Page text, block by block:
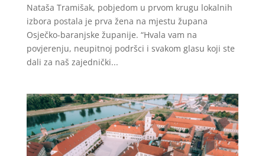
Nataša Tramišak, pobjedom u prvom krugu lokalnih
izbora postala je prva žena na mjestu župana
Osječko-baranjske županije. “Hvala vam na
povjerenju, neupitnoj podršci i svakom glasu koji ste
dali za naš zajednički...